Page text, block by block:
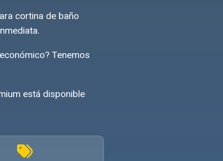
cortina de baño
Tenemos
está disponible